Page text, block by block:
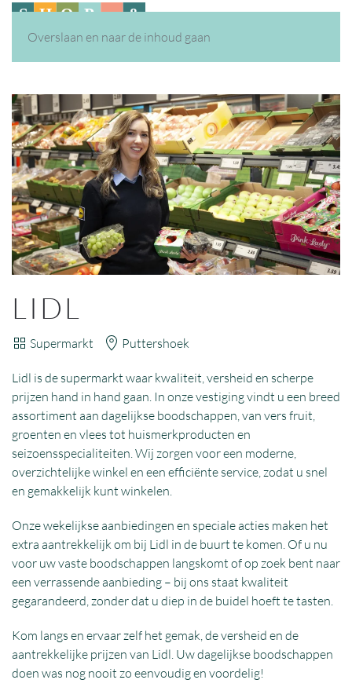
Overslaan en naar de inhoud gaan
LIDL
Supermarkt Puttershoek
Lidl is de supermarkt waar kwaliteit, versheid en scherpe
prijzen hand in hand gaan. In onze vestiging vindt u een breed
assortiment aan dagelijkse boodschappen, van vers fruit,
groenten en vlees tot huismerkproducten en
seizoensspecialiteiten. Wij zorgen voor een moderne,
overzichtelijke winkel en een efficiënte service, zodat u snel
en gemakkelijk kunt winkelen.
Onze wekelijkse aanbiedingen en speciale acties maken het
extra aantrekkelijk om bij Lidl in de buurt te komen. Of u nu
voor uw vaste boodschappen langskomt of op zoek bent naar
een verrassende aanbieding – bij ons staat kwaliteit
gegarandeerd, zonder dat u diep in de buidel hoeft te tasten.
Kom langs en ervaar zelf het gemak, de versheid en de
aantrekkelijke prijzen van Lidl. Uw dagelijkse boodschappen
doen was nog nooit zo eenvoudig en voordelig!